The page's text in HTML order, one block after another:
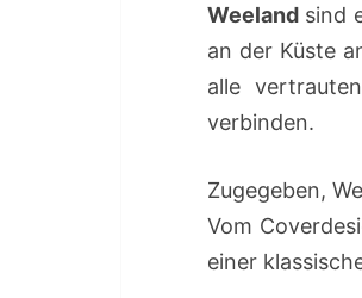
Weeland sind
an der Küste
alle
verbinden.
Zugegeben,
Vom
einer